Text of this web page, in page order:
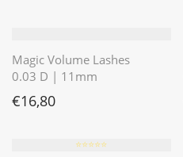
Magic Volume Lashes
0.03 D | 11mm
€16,80
⭐️⭐️⭐️⭐️⭐️